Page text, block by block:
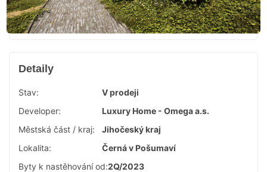
Detaily
Stav:
V prodeji
Developer:
Luxury Home - Omega a.s.
Městská část / kraj:
Jihočeský kraj
Lokalita:
Černá v Pošumaví
Byty k nastěhování od:2Q/2023